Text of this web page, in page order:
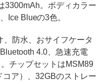
3300mAh。ボディカラー
Ice Blueの3色。
防水、おサイフケータ
4.0、急速充電
チップセットはMSM89
ア）、32GBのストレー